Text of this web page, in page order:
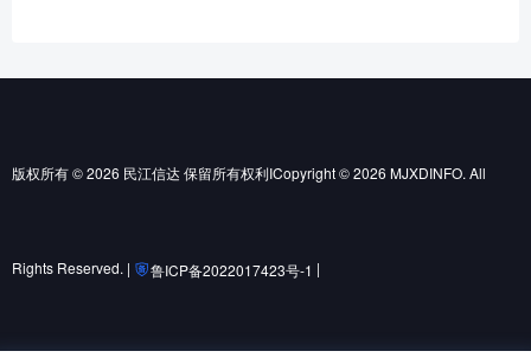
版权所有 © 2026 民江信达 保留所有权利ICopyright © 2026 MJXDINFO. All
Rights Reserved. | 鲁ICP备2022017423号-1 |